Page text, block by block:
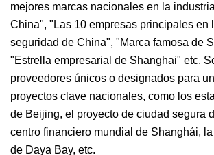
mejores marcas nacionales en la
China", "Las 10 empresas principales en
seguridad de China", "Marca famosa de
"Estrella empresarial de Shanghai" etc.
proveedores únicos o designados para
proyectos clave nacionales, como los
de Beijing, el proyecto de ciudad segura
centro financiero mundial de Shanghái,
de Daya Bay, etc.